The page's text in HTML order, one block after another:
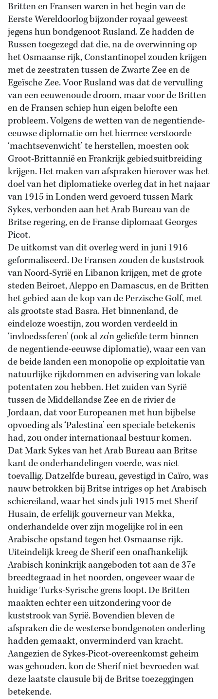
Britten en Fransen waren in het begin van de
Eerste Wereldoorlog bijzonder royaal geweest
jegens hun bondgenoot Rusland. Ze hadden de
Russen toegezegd dat die, na de overwinning op
het Osmaanse rijk, Constantinopel zouden krijgen
met de zeestraten tussen de Zwarte Zee en de
Egeïsche Zee. Voor Rusland was dat de vervulling
van een eeuwenoude droom, maar voor de Britten
en de Fransen schiep hun eigen belofte een
probleem. Volgens de wetten van de negentiende-
eeuwse diplomatie om het hiermee verstoorde
‘machtsevenwicht’ te herstellen, moesten ook
Groot-Brittannië en Frankrijk gebiedsuitbreiding
krijgen. Het maken van afspraken hierover was het
doel van het diplomatieke overleg dat in het najaar
van 1915 in Londen werd gevoerd tussen Mark
Sykes, verbonden aan het Arab Bureau van de
Britse regering, en de Franse diplomaat Georges
Picot.
De uitkomst van dit overleg werd in juni 1916
geformaliseerd. De Fransen zouden de kuststrook
van Noord-Syrië en Libanon krijgen, met de grote
steden Beiroet, Aleppo en Damascus, en de Britten
het gebied aan de kop van de Perzische Golf, met
als grootste stad Basra. Het binnenland, de
eindeloze woestijn, zou worden verdeeld in
‘invloedssferen’ (ook al zo’n geliefde term binnen
de negentiende-eeuwse diplomatie), waar een van
de beide landen een monopolie op exploitatie van
natuurlijke rijkdommen en advisering van lokale
potentaten zou hebben. Het zuiden van Syrië
tussen de Middellandse Zee en de rivier de
Jordaan, dat voor Europeanen met hun bijbelse
opvoeding als ‘Palestina’ een speciale betekenis
had, zou onder internationaal bestuur komen.
Dat Mark Sykes van het Arab Bureau aan Britse
kant de onderhandelingen voerde, was niet
toevallig. Datzelfde bureau, gevestigd in Caïro, was
nauw betrokken bij Britse intriges op het Arabisch
schiereiland, waar het sinds juli 1915 met Sherif
Husain, de erfelijk gouverneur van Mekka,
onderhandelde over zijn mogelijke rol in een
Arabische opstand tegen het Osmaanse rijk.
Uiteindelijk kreeg de Sherif een onafhankelijk
Arabisch koninkrijk aangeboden tot aan de 37e
breedtegraad in het noorden, ongeveer waar de
huidige Turks-Syrische grens loopt. De Britten
maakten echter een uitzondering voor de
kuststrook van Syrië. Bovendien bleven de
afspraken die de westerse bondgenoten onderling
hadden gemaakt, onverminderd van kracht.
Aangezien de Sykes-Picot-overeenkomst geheim
was gehouden, kon de Sherif niet bevroeden wat
deze laatste clausule bij de Britse toezeggingen
betekende.